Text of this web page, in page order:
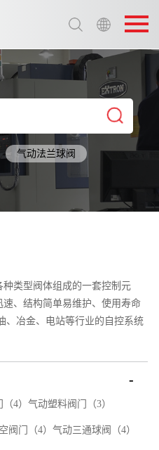
气动法兰球阀
类型阀体组成的一套控制元
、结构简单易维护、使用寿命
、冶金、电站等行业的自控系统
（4） 气动塑料阀门 （3）
阀门 （4） 气动三通球阀 （4）